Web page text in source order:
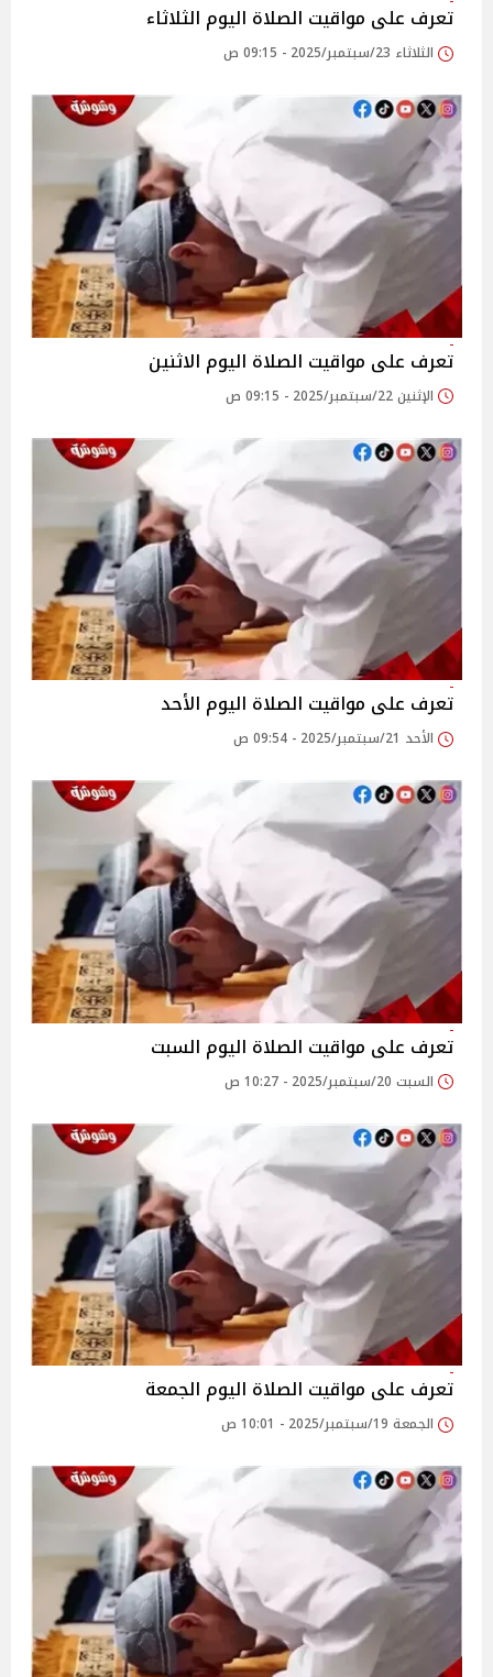
تعرف على مواقيت الصلاة اليوم الثلاثاء
الثلاثاء 23/سبتمبر/2025 - 09:15 ص
تعرف على مواقيت الصلاة اليوم الاثنين
الإثنين 22/سبتمبر/2025 - 09:15 ص
تعرف على مواقيت الصلاة اليوم الأحد
الأحد 21/سبتمبر/2025 - 09:54 ص
تعرف على مواقيت الصلاة اليوم السبت
السبت 20/سبتمبر/2025 - 10:27 ص
تعرف على مواقيت الصلاة اليوم الجمعة
الجمعة 19/سبتمبر/2025 - 10:01 ص